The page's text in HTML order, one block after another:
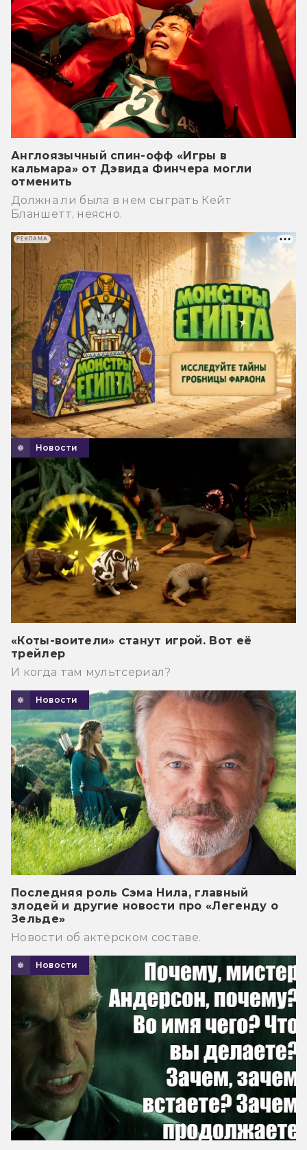
Англоязычный спин-офф «Игры в
кальмара» от Дэвида Финчера могли
отменить
Должна ли была в нем сыграть Кейт
Бланшетт, неясно.
Новости
«Коты-воители» станут игрой. Вот её
трейлер
И когда там мультсериал?
Новости
Последняя роль Сэма Нила, главный
злодей и другие новости про «Легенду о
Зельде»
Новости об актёрском составе.
Новости
РЕКЛАМА